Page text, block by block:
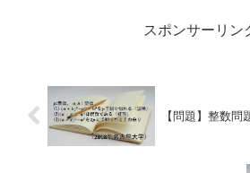
スポンサーリン
【問題】整数問